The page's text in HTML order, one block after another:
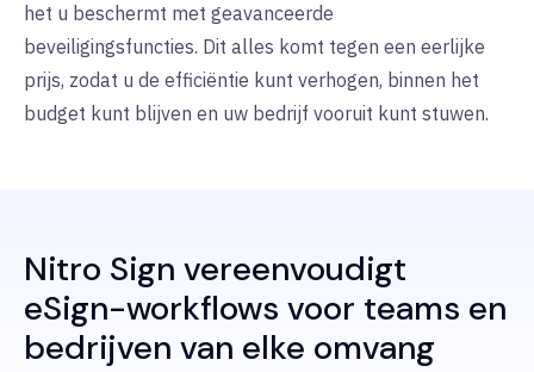
het u beschermt met geavanceerde
beveiligingsfuncties. Dit alles komt tegen een eerlijke
prijs, zodat u de efficiëntie kunt verhogen, binnen het
budget kunt blijven en uw bedrijf vooruit kunt stuwen.
Nitro Sign vereenvoudigt
eSign-workflows voor teams en
bedrijven van elke omvang